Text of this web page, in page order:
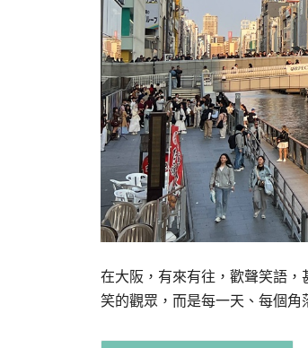
在大阪，有來有往，歡聲笑語
笑的觀眾，而是每一天、每個